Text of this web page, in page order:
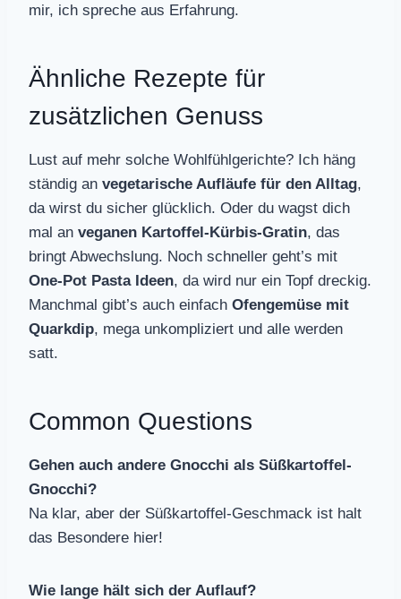
mir, ich spreche aus Erfahrung.
Ähnliche Rezepte für
zusätzlichen Genuss
Lust auf mehr solche Wohlfühlgerichte? Ich häng
ständig an vegetarische Aufläufe für den Alltag,
da wirst du sicher glücklich. Oder du wagst dich
mal an veganen Kartoffel-Kürbis-Gratin, das
bringt Abwechslung. Noch schneller geht’s mit
One-Pot Pasta Ideen, da wird nur ein Topf dreckig.
Manchmal gibt’s auch einfach Ofengemüse mit
Quarkdip, mega unkompliziert und alle werden
satt.
Common Questions
Gehen auch andere Gnocchi als Süßkartoffel-
Gnocchi?
Na klar, aber der Süßkartoffel-Geschmack ist halt
das Besondere hier!
Wie lange hält sich der Auflauf?